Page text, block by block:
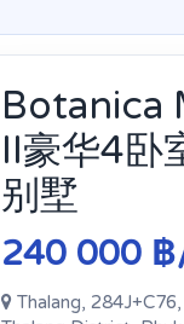
Botanica
II豪华4卧
别墅
240 000 ฿
Thalang,